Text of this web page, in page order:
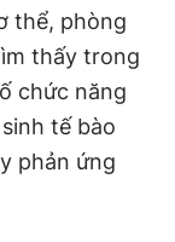
thể, phòng
thấy trong
chức năng
tế bào
phản ứng